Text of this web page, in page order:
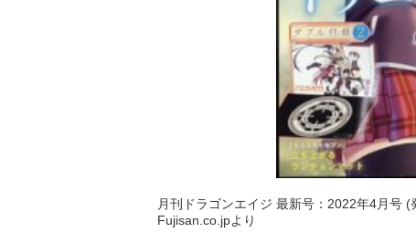
月刊ドラゴンエイジ 最新号：2022年4月号
Fujisan.co.jpより